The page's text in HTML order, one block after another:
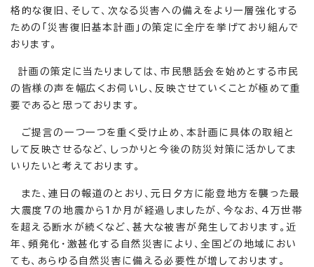
格的な復旧、そして、次なる災害への備えをより一層強化する
ための「災害復旧基本計画」の策定に全庁を挙げており組んで
おります。
計画の策定に当たりましては、市民懇話会を始めとする市民
の皆様の声を幅広くお伺いし、反映させていくことが極めて重
要であると思っております。
ご提言の一つ一つを重く受け止め、本計画に具体の取組と
して反映させるなど、しっかりと今後の防災対策に活かしてま
いりたいと考えております。
また、連日の報道のとおり、元日夕方に能登地方を襲った最
大震度7の地震から1か月が経過しましたが、今なお、4万世帯
を超える断水が続くなど、甚大な被害が発生しております。近
年、頻発化・激甚化する自然災害により、全国どの地域におい
ても、あらゆる自然災害に備える必要性が増しております。